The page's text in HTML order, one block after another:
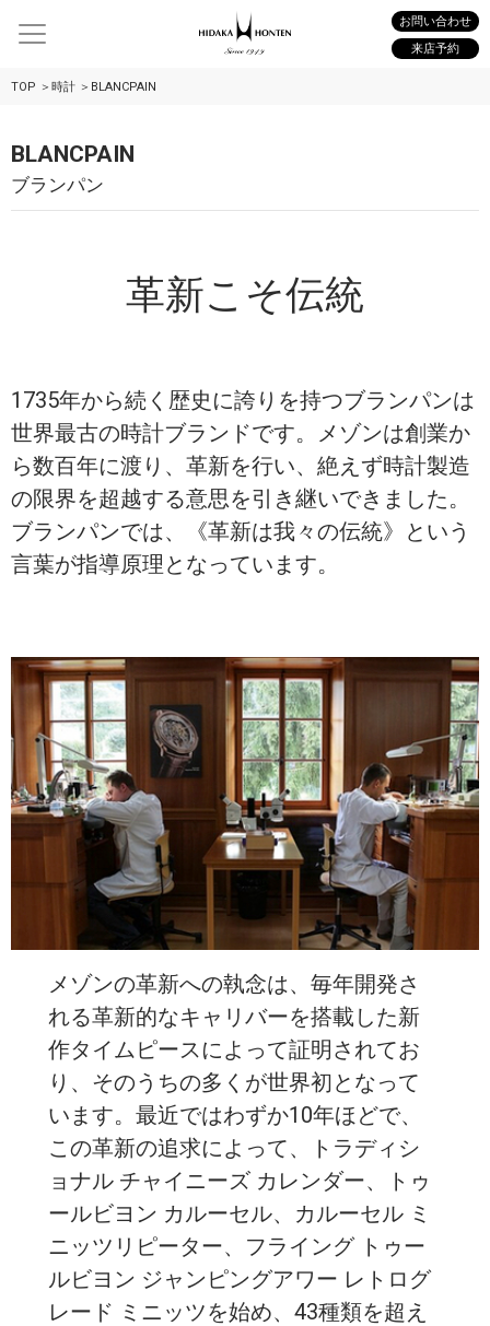
お問い合わせ
来店予約
TOP 時計 BLANCPAIN
BLANCPAIN
ブランパン
革新こそ伝統
1735年から続く歴史に誇りを持つブランパンは
世界最古の時計ブランドです。メゾンは創業か
ら数百年に渡り、革新を行い、絶えず時計製造
の限界を超越する意思を引き継いできました。
ブランパンでは、《革新は我々の伝統》という
言葉が指導原理となっています。
メゾンの革新への執念は、毎年開発さ
れる革新的なキャリバーを搭載した新
作タイムピースによって証明されてお
り、そのうちの多くが世界初となって
います。最近ではわずか10年ほどで、
この革新の追求によって、トラディシ
ョナル チャイニーズ カレンダー、トゥ
ールビヨン カルーセル、カルーセル ミ
ニッツリピーター、フライング トゥー
ルビヨン ジャンピングアワー レトログ
レード ミニッツを始め、43種類を超え